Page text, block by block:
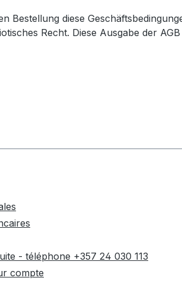
diese
Recht. Diese Ausgabe der
- téléphone +357 24 030 113
compte